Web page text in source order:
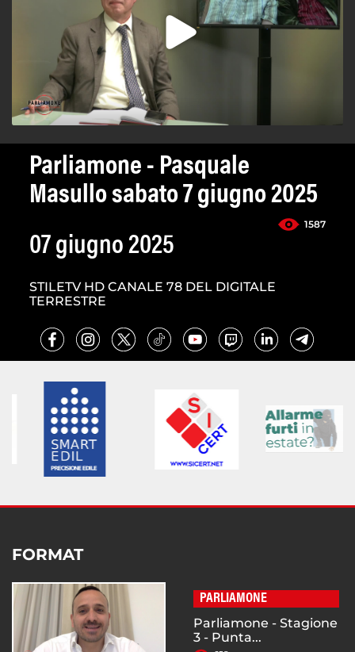
Parliamone - Pasquale
Masullo sabato 7 giugno 2025
1587
07 giugno 2025
STILETV HD CANALE 78 DEL DIGITALE
TERRESTRE
FORMAT
PARLIAMONE
Parliamone - Stagione
3 - Punta...